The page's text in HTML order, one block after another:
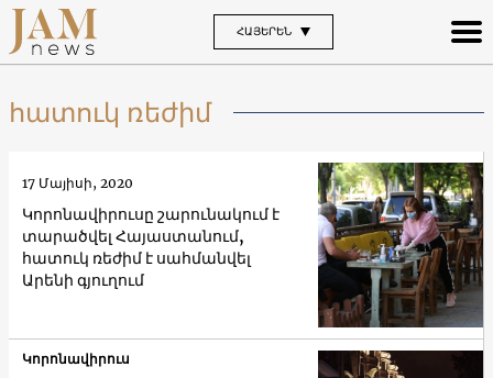
ՀԱՅԵՐԵՆ
հատուկ ռեժիմ
Կորոնավիրուսը շարունակում է
տարածվել Հայաստանում,
հատուկ ռեժիմ է սահմանվել
Արենի գյուղում
17 Մայիսի, 2020
Կորոնավիրուս